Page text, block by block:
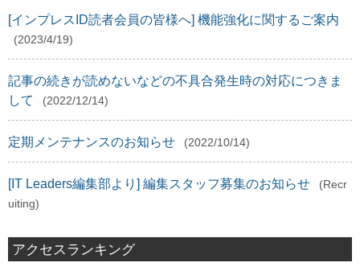
[インプレスID読者会員の皆様へ] 機能強化に関するご案内
(2023/4/19)
記事の続きが読めないなどの不具合発生時の対応につきま
して
(2022/12/14)
定期メンテナンスのお知らせ (2022/10/14)
[IT Leaders編集部より] 編集スタッフ募集のお知らせ
(Recr
uiting)
アクセスランキング